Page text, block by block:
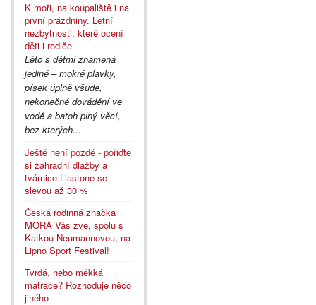
K moři, na koupaliště i na
první prázdniny. Letní
nezbytnosti, které ocení
děti i rodiče
Léto s dětmi znamená
jediné – mokré plavky,
písek úplně všude,
nekonečné dovádění ve
vodě a batoh plný věcí,
bez kterých...
Ještě není pozdě - pořiďte
si zahradní dlažby a
tvárnice Liastone se
slevou až 30 %
Česká rodinná značka
MORA Vás zve, spolu s
Katkou Neumannovou, na
Lipno Sport Festival!
Tvrdá, nebo měkká
matrace? Rozhoduje něco
jiného